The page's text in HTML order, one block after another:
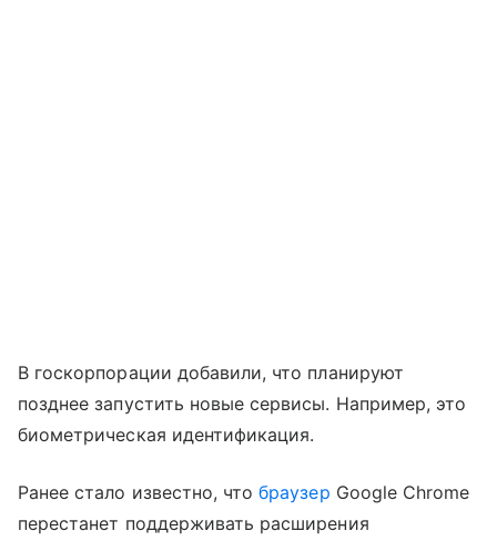
В госкорпорации добавили, что планируют
позднее запустить новые сервисы. Например, это
биометрическая идентификация.
Ранее стало известно, чтобраузер Google Chrome
перестанет поддерживать расширения